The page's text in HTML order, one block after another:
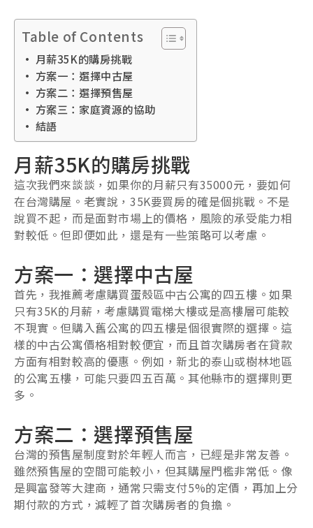
Table of Contents
月薪35K的購房挑戰
方案一：選擇中古屋
方案二：選擇預售屋
方案三：家庭資源的協助
結語
月薪35K的購房挑戰
這次我們來談談，如果你的月薪只有35000元，要如何
在台灣購屋。老實說，35K要買房的確是個挑戰。不是
說買不起，而是面對市場上的價格，風險的承受能力相
對較低。但即便如此，還是有一些策略可以考慮。
方案一：選擇中古屋
首先，我推薦考慮購買蛋殼區中古公寓的四五樓。如果
只有35K的月薪，考慮購買電梯大樓或是高樓層可能較
不現實。但購入舊公寓的四五樓是個很實際的選擇。這
樣的中古公寓價格相對較便宜，而且首次購房者在貸款
方面有相對較高的優惠。例如，新北的泰山或樹林地區
的公寓五樓，可能只要四五百萬。其他縣市的選擇則更
多。
方案二：選擇預售屋
台灣的預售屋制度對於年輕人而言，已經是非常友善。
雖然預售屋的空間可能較小，但其購屋門檻非常低。像
是興富發等大建商，通常只需支付5%的定價，再加上分
期付款的方式，減輕了首次購房者的負擔。